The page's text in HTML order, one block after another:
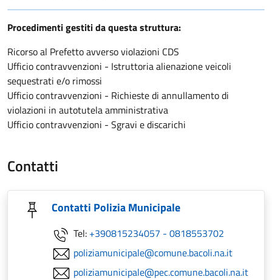
Procedimenti gestiti da questa struttura:
Ricorso al Prefetto avverso violazioni CDS
Ufficio contravvenzioni - Istruttoria alienazione veicoli
sequestrati e/o rimossi
Ufficio contravvenzioni - Richieste di annullamento di
violazioni in autotutela amministrativa
Ufficio contravvenzioni - Sgravi e discarichi
Contatti
Contatti Polizia Municipale
Tel: +390815234057 - 0818553702
poliziamunicipale@comune.bacoli.na.it
poliziamunicipale@pec.comune.bacoli.na.it